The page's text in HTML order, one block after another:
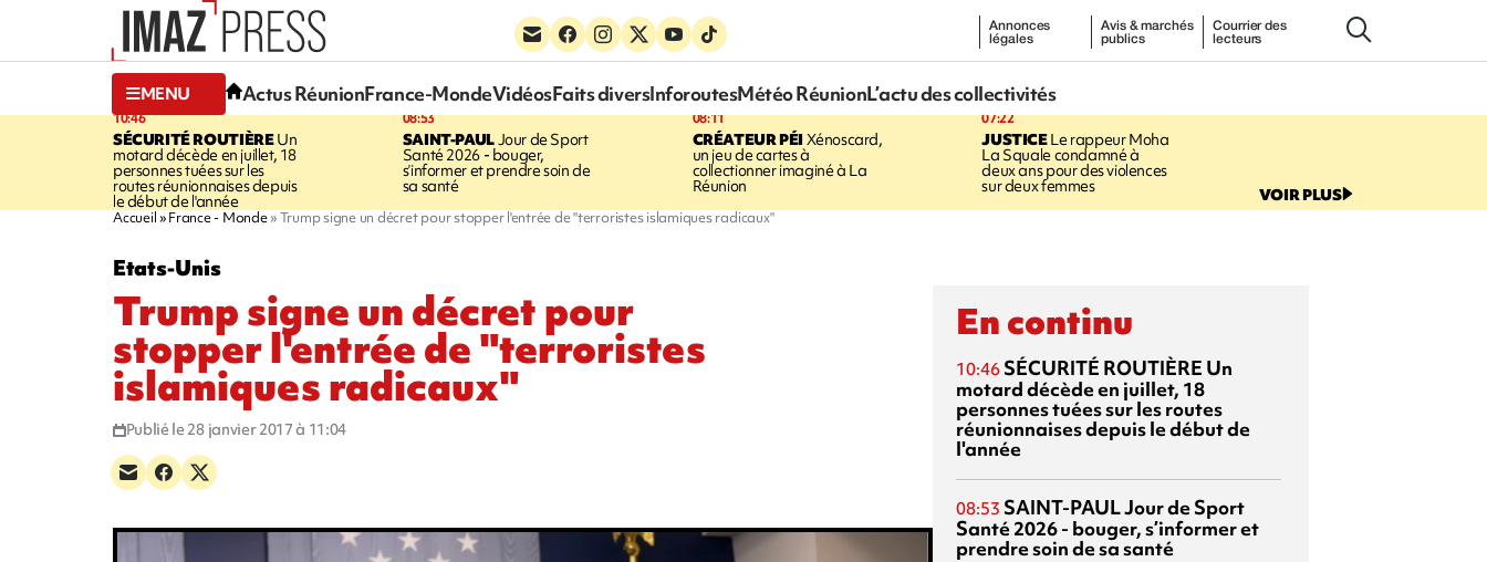
Annonces
légales
Avis & marchés
publics
Courrier des
lecteurs
MENU Actus RéunionFrance-MondeVidéosFaits diversInforoutesMétéo RéunionL’actu des collectivités
10:46
SÉCURITÉ ROUTIÈREUn
motard décède en juillet, 18
personnes tuées sur les
routes réunionnaises depuis
le début de l'année
08:53
SAINT-PAULJour de Sport
Santé 2026 - bouger,
s’informer et prendre soin de
sa santé
08:11
CRÉATEUR PÉIXénoscard,
un jeu de cartes à
collectionner imaginé à La
Réunion
07:22
JUSTICELe rappeur Moha
La Squale condamné à
deux ans pour des violences
sur deux femmes VOIR PLUS
Accueil France - Monde Trump signe un décret pour stopper l'entrée de "terroristes islamiques radicaux"
Etats-Unis
Trump signe un décret pour
stopper l'entrée de "terroristes
islamiques radicaux"
Publié le 28 janvier 2017 à 11:04
En continu
10:46 SÉCURITÉ ROUTIÈRE Un
motard décède en juillet, 18
personnes tuées sur les routes
réunionnaises depuis le début de
l'année
08:53 SAINT-PAULJour de Sport
Santé 2026 - bouger, s’informer et
prendre soin de sa santé